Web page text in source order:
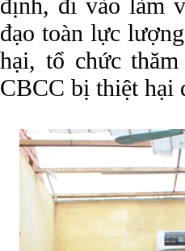
định, đi vào làm
đạo toàn lực
hại, tổ chức
CBCC bị thiệt hại